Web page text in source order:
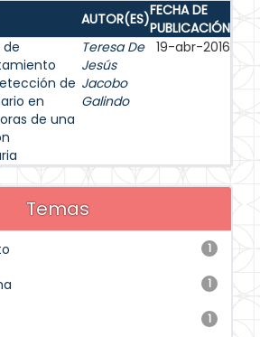
AUTOR(ES)FECHA DE
PUBLICACIÓN
de
de
en
de una
Teresa De
Jesús
Jacobo
Galindo
19-abr-2016
Temas
1
1
1